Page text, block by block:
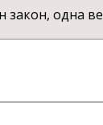
закон, одна